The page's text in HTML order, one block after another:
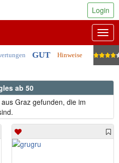
GUT Hinweise
Login
ab 50
Graz gefunden, die im